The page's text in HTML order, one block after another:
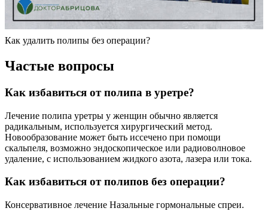
Как удалить полипы без операции?
Частые вопросы
Как избавиться от полипа в уретре?
Лечение полипа уретры у женщин обычно является
радикальным, используется хирургический метод.
Новообразование может быть иссечено при помощи
скальпеля, возможно эндоскопическое или радиоволновое
удаление, с использованием жидкого азота, лазера или тока.
Как избавиться от полипов без операции?
Консервативное лечение Назальные гормональные спреи.